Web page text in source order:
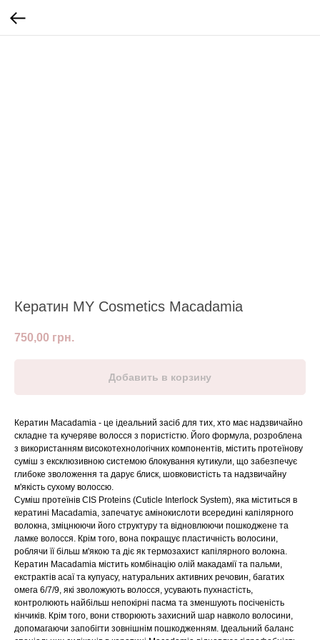
Кератин MY Cosmetics Macadamia
750,00 грн.
Добавить в корзину
Кератин Macadamia - це ідеальний засіб для тих, хто має надзвичайно
складне та кучеряве волосся з пористістю. Його формула, розроблена
з використанням високотехнологічних компонентів, містить протеїнову
суміш з ексклюзивною системою блокування кутикули, що забезпечує
глибоке зволоження та дарує блиск, шовковистість та надзвичайну
м'якість сухому волоссю.
Суміш протеїнів CIS Proteins (Cuticle Interlock System), яка міститься в
кератині Macadamia, запечатує амінокислоти всередині капілярного
волокна, зміцнюючи його структуру та відновлюючи пошкоджене та
ламке волосся. Крім того, вона покращує пластичність волосини,
роблячи її більш м'якою та діє як термозахист капілярного волокна.
Кератин Macadamia містить комбінацію олій макадамії та пальми,
екстрактів асаї та купуасу, натуральних активних речовин, багатих
омега 6/7/9, які зволожують волосся, усувають пухнастість,
контролюють найбільш непокірні пасма та зменшують посіченість
кінчиків. Крім того, вони створюють захисний шар навколо волосини,
допомагаючи запобігти зовнішнім пошкодженням. Ідеальний баланс